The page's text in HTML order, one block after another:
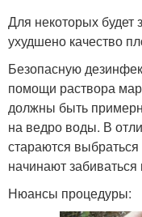
Для некоторых будет
ухудшено качество
Безопасную
помощи раствора
должны быть
на ведро воды. В
стараются
начинают
Нюансы процедуры: